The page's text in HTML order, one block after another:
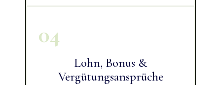
04
Lohn, Bonus &
Vergütungsansprüche